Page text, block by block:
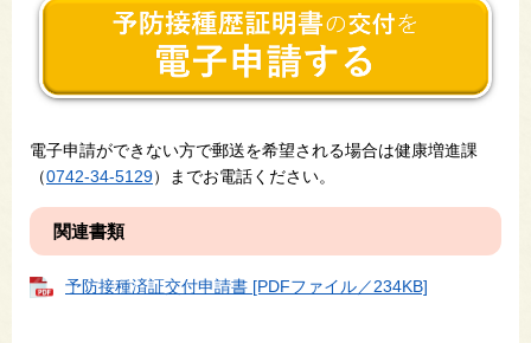
電子申請ができない方で郵送を希望される場合は健康増進課
（0742-34-5129）までお電話ください。
関連書類
予防接種済証交付申請書 [PDFファイル／234KB]